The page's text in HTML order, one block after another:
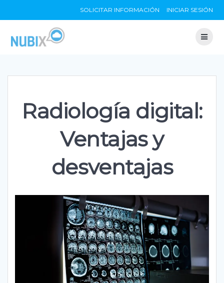
to
SOLICITAR INFORMACIÓN INICIAR SESIÓN
Radiología digital:
Ventajas y
desventajas